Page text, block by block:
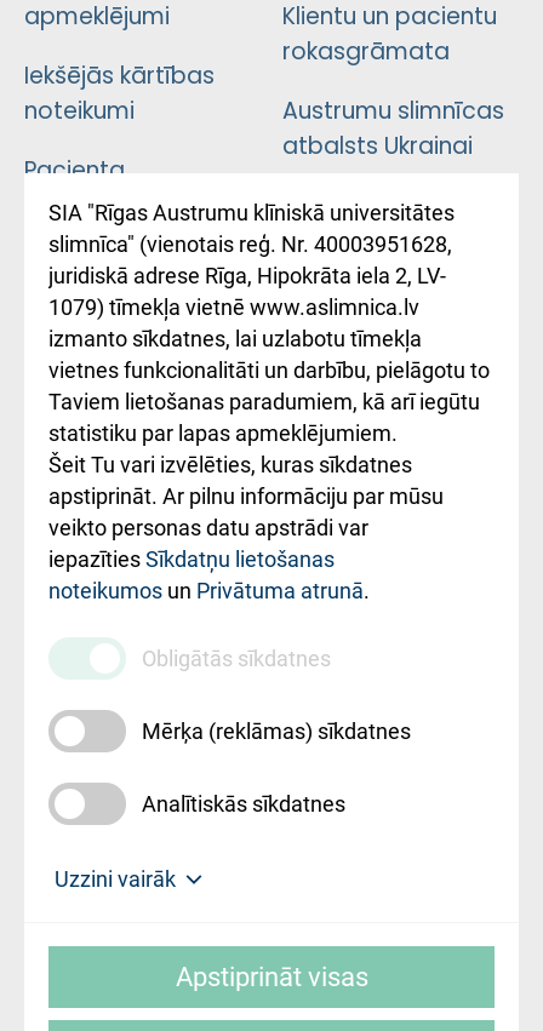
apmeklējumi
Iekšējās kārtības
noteikumi
Pacienta
atsauksmju/sūdzību
iesniegšanas
kārtība
Kā pie mums nokļūt
Rēķinu apmaksas
ceļvedis
Rekvizīti un
ārstniecības
iestādes kods
010000234
Maksas
pakalpojumu
cenrādis
Klientu un pacientu
rokasgrāmata
Austrumu slimnīcas
atbalsts Ukrainai
Підтримка Східної
лікарні та співпраця з
Україною
SIA "Rīgas Austrumu klīniskā universitātes
slimnīca" (vienotais reģ. Nr. 40003951628,
juridiskā adrese Rīga, Hipokrāta iela 2, LV-
1079) tīmekļa vietnē www.aslimnica.lv
izmanto sīkdatnes, lai uzlabotu tīmekļa
vietnes funkcionalitāti un darbību, pielāgotu to
Taviem lietošanas paradumiem, kā arī iegūtu
statistiku par lapas apmeklējumiem.
Šeit Tu vari izvēlēties, kuras sīkdatnes
apstiprināt. Ar pilnu informāciju par mūsu
veikto personas datu apstrādi var
iepazītiesSīkdatņu lietošanas
noteikumos un Privātuma atrunā.
Obligātās sīkdatnes
Mērķa (reklāmas) sīkdatnes
Analītiskās sīkdatnes
Uzzini vairāk
slimnīca, turpmāk – Pārzinis, sīkdatņu
Apstiprināt visas